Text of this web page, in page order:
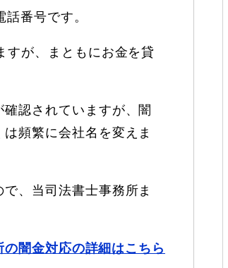
番号です。
すが、まともにお金を貸
認されていますが、闇
頻繁に会社名を変えま
、当司法書士事務所ま
の闇金対応の詳細はこちら